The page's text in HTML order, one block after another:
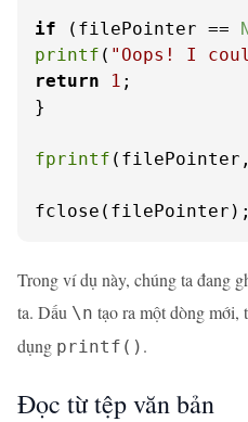
if (filePointer ==
printf ( "Oops! I
return
1 ;
}
fprintf
fclose(filePointer);
Trong ví dụ này, chúng ta đang
ta. Dấu \n tạo ra một dòng mới,
dụng printf() .
Đọc từ tệp văn bản